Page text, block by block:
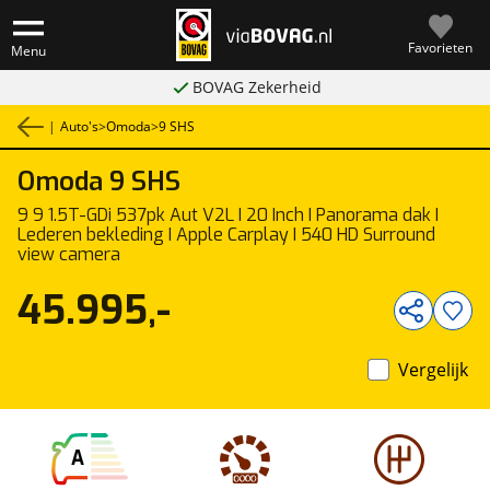
Menu Favorieten
BOVAG Zekerheid
| Auto's>Omoda>9 SHS
Omoda 9 SHS
9 9 1.5T-GDi 537pk Aut V2L I 20 Inch I Panorama dak I
Lederen bekleding I Apple Carplay I 540 HD Surround
view camera
A
45.995,-
Vergelijk